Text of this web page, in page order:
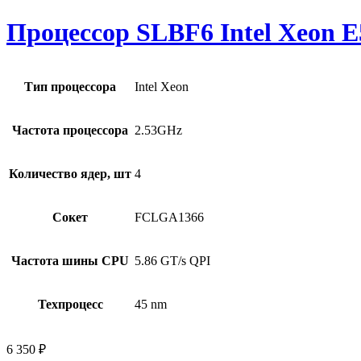
Процессор SLBF6 Intel Xeon
Тип процессора Intel Xeon
Частота процессора 2.53GHz
Количество ядер, шт 4
Сокет FCLGA1366
Частота шины CPU 5.86 GT/s QPI
Техпроцесс 45 nm
6 350 ₽